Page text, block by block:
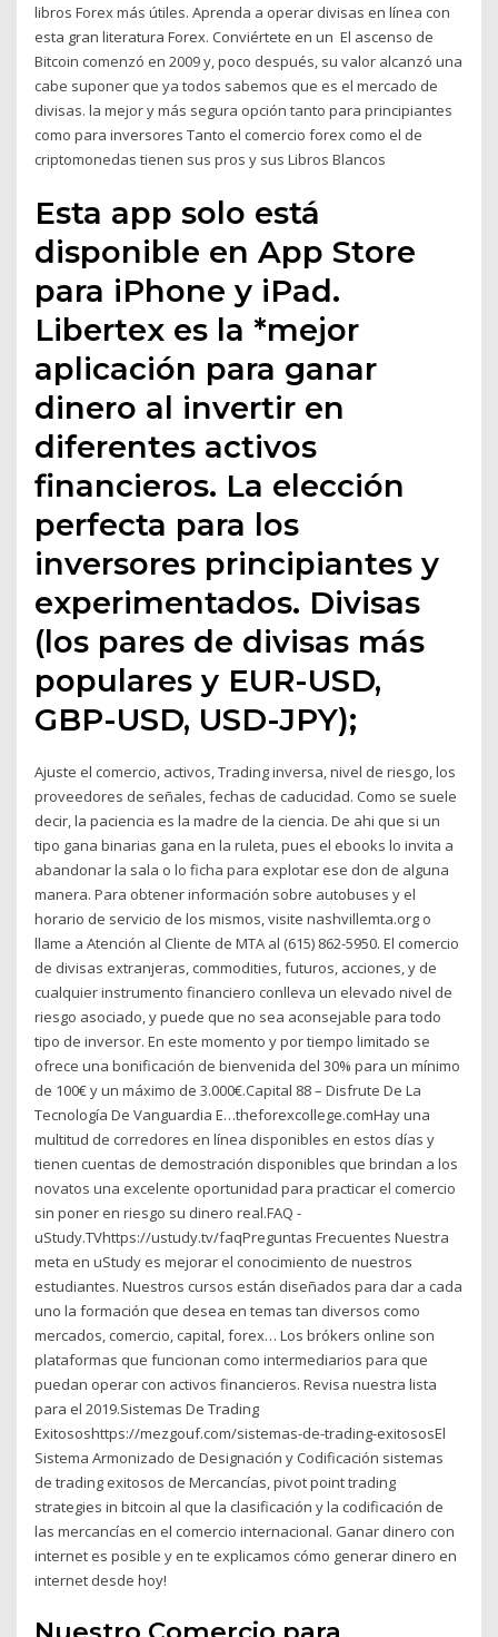
libros Forex más útiles. Aprenda a operar divisas en línea con
esta gran literatura Forex. Conviértete en un El ascenso de
Bitcoin comenzó en 2009 y, poco después, su valor alcanzó una
cabe suponer que ya todos sabemos que es el mercado de
divisas. la mejor y más segura opción tanto para principiantes
como para inversores Tanto el comercio forex como el de
criptomonedas tienen sus pros y sus Libros Blancos
Esta app solo está
disponible en App Store
para iPhone y iPad.
Libertex es la *mejor
aplicación para ganar
dinero al invertir en
diferentes activos
financieros. La elección
perfecta para los
inversores principiantes y
experimentados. Divisas
(los pares de divisas más
populares y EUR-USD,
GBP-USD, USD-JPY);
Ajuste el comercio, activos, Trading inversa, nivel de riesgo, los
proveedores de señales, fechas de caducidad. Como se suele
decir, la paciencia es la madre de la ciencia. De ahi que si un
tipo gana binarias gana en la ruleta, pues el ebooks lo invita a
abandonar la sala o lo ficha para explotar ese don de alguna
manera. Para obtener información sobre autobuses y el
horario de servicio de los mismos, visite nashvillemta.org o
llame a Atención al Cliente de MTA al (615) 862-5950. El comercio
de divisas extranjeras, commodities, futuros, acciones, y de
cualquier instrumento financiero conlleva un elevado nivel de
riesgo asociado, y puede que no sea aconsejable para todo
tipo de inversor. En este momento y por tiempo limitado se
ofrece una bonificación de bienvenida del 30% para un mínimo
de 100€ y un máximo de 3.000€.Capital 88 – Disfrute De La
Tecnología De Vanguardia E…theforexcollege.comHay una
multitud de corredores en línea disponibles en estos días y
tienen cuentas de demostración disponibles que brindan a los
novatos una excelente oportunidad para practicar el comercio
sin poner en riesgo su dinero real.FAQ -
uStudy.TVhttps://ustudy.tv/faqPreguntas Frecuentes Nuestra
meta en uStudy es mejorar el conocimiento de nuestros
estudiantes. Nuestros cursos están diseñados para dar a cada
uno la formación que desea en temas tan diversos como
mercados, comercio, capital, forex… Los brókers online son
plataformas que funcionan como intermediarios para que
puedan operar con activos financieros. Revisa nuestra lista
para el 2019.Sistemas De Trading
Exitososhttps://mezgouf.com/sistemas-de-trading-exitososEl
Sistema Armonizado de Designación y Codificación sistemas
de trading exitosos de Mercancías, pivot point trading
strategies in bitcoin al que la clasificación y la codificación de
las mercancías en el comercio internacional. Ganar dinero con
internet es posible y en te explicamos cómo generar dinero en
internet desde hoy!